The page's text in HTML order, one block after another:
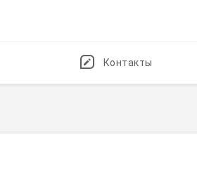
Контакты